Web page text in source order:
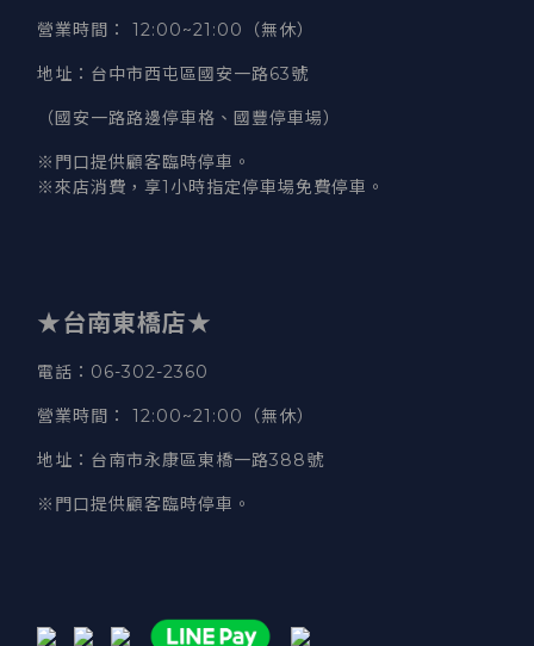
營業時間 ： 12:00~21:00（無休）
地址 ：台中市西屯區國安一路63號
（國安一路路邊停車格、國豐停車場）
※門口提供顧客臨時停車。
※來店消費，享1小時指定停車場免費停車。
★台南東橋店★
電話 ：06-302-2360
營業時間 ： 12:00~21:00（無休）
地址 ：台南市永康區東橋一路388號
※門口提供顧客臨時停車。